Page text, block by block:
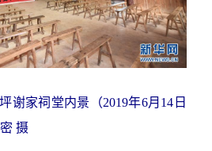
家祠堂内景（2019年6月14日
摄